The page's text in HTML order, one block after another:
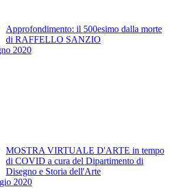
Approfondimento: il 500esimo dalla morte
di RAFFELLO SANZIO
2020
MOSTRA VIRTUALE D'ARTE in tempo
di COVID a cura del Dipartimento di
Disegno e Storia dell'Arte
2020